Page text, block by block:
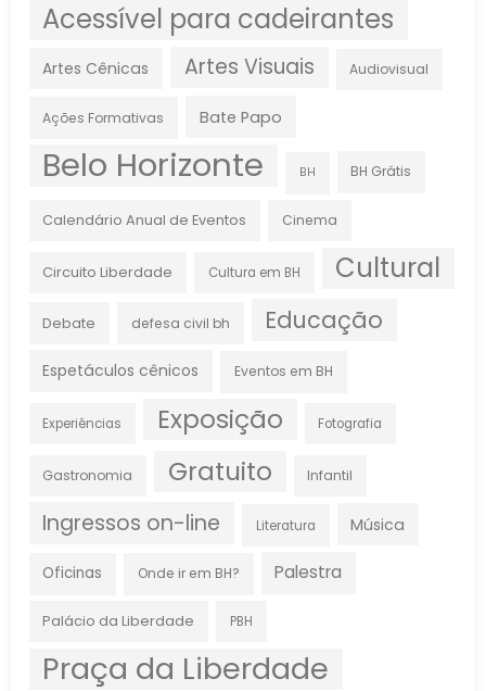
Acessível para cadeirantes
Artes Cênicas Artes Visuais Audiovisual
Ações Formativas Bate Papo
Belo Horizonte BH BH Grátis
Calendário Anual de Eventos Cinema
Circuito Liberdade Cultura em BH Cultural
Debate defesa civil bh Educação
Espetáculos cênicos Eventos em BH
Experiências Exposição Fotografia
Gastronomia Gratuito Infantil
Ingressos on-line Literatura Música
Oficinas Onde ir em BH? Palestra
Palácio da Liberdade PBH
Praça da Liberdade